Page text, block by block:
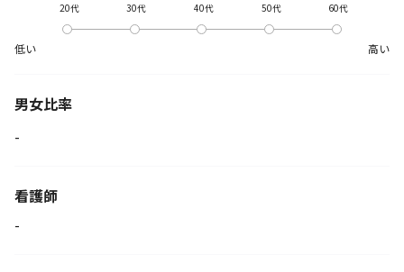
低い
20代 30代 40代 50代 60代
高い
男女比率
-
看護師
-